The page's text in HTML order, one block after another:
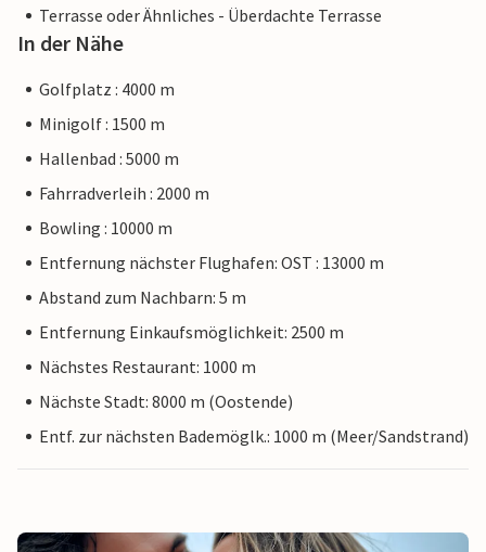
Terrasse oder Ähnliches - Überdachte Terrasse
In der Nähe
Golfplatz : 4000 m
Minigolf : 1500 m
Hallenbad : 5000 m
Fahrradverleih : 2000 m
Bowling : 10000 m
Entfernung nächster Flughafen: OST : 13000 m
Abstand zum Nachbarn: 5 m
Entfernung Einkaufsmöglichkeit: 2500 m
Nächstes Restaurant: 1000 m
Nächste Stadt: 8000 m (Oostende)
Entf. zur nächsten Bademöglk.: 1000 m (Meer/Sandstrand)